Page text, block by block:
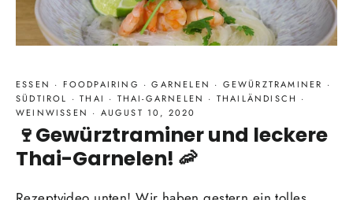
ESSEN · FOODPAIRING ·GARNELEN · GEWÜRZTRAMINER ·
SÜDTIROL ·THAI · THAI-GARNELEN · THAILÄNDISCH ·
WEINWISSEN · AUGUST 10, 2020
🍷Gewürztraminer und leckere
Thai-Garnelen! 🦐